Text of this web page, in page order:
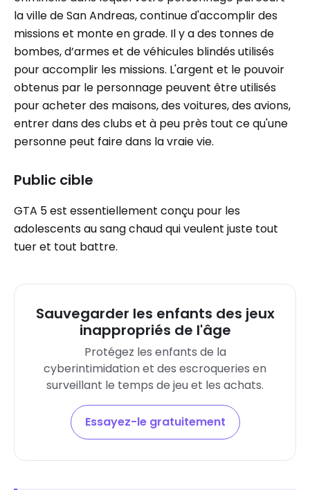
la ville de San Andreas, continue d'accomplir des
missions et monte en grade. Il y a des tonnes de
bombes, d’armes et de véhicules blindés utilisés
pour accomplir les missions. L'argent et le pouvoir
obtenus par le personnage peuvent être utilisés
pour acheter des maisons, des voitures, des avions,
entrer dans des clubs et à peu près tout ce qu'une
personne peut faire dans la vraie vie.
Public cible
GTA 5 est essentiellement conçu pour les
adolescents au sang chaud qui veulent juste tout
tuer et tout battre.
Sauvegarder les enfants des jeux
inappropriés de l'âge
Protégez les enfants de la
cyberintimidation et des escroqueries en
surveillant le temps de jeu et les achats.
Essayez-le gratuitement